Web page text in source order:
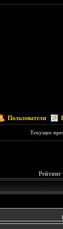
Пользователи
Текущее